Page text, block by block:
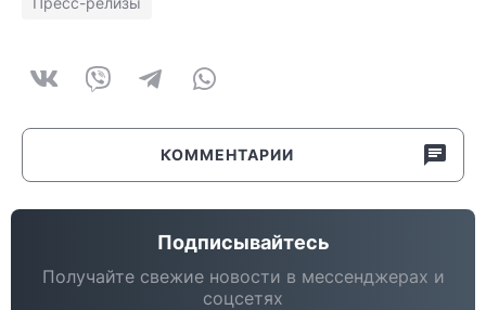
КОММЕНТАРИИ
Подписывайтесь
Получайте свежие новости в мессенджерах и
соцсетях